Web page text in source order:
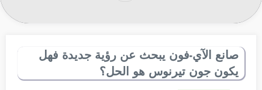
صانع الآي-فون يبحث عن رؤية جديدة فهل
يكون جون تيرنوس هو الحل؟